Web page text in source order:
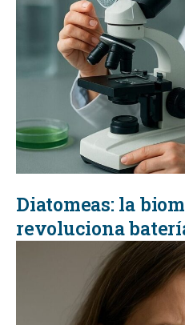
Diatomeas: la
revoluciona